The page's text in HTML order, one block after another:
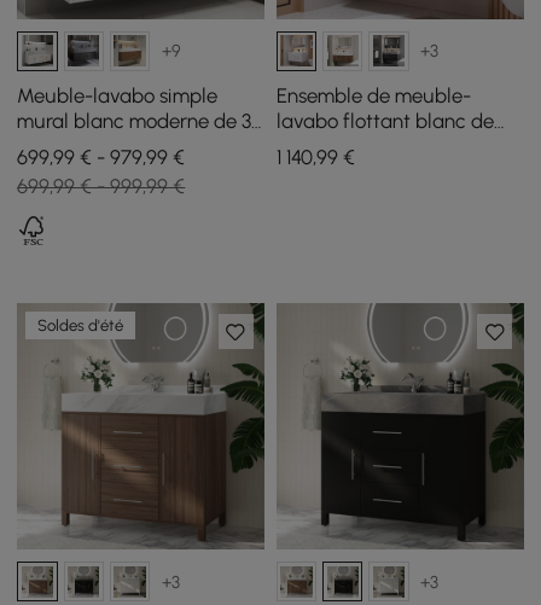
+9
Meuble-lavabo simple
mural blanc moderne de 39
pouces avec plateau en
pierre frittée et évier
699,99 € - 979,99 €
699,99 € - 999,99 €
+3
Ensemble de meuble-
lavabo flottant blanc de
100 cm avec armoire de
toilette à LED
1 140,99€
Soldes d'été
+3 +3